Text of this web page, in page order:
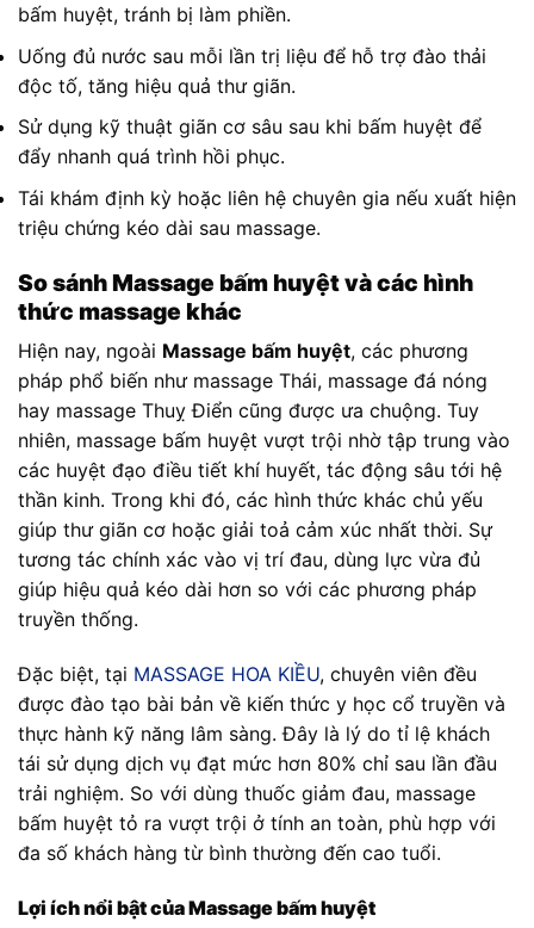
bấm huyệt, tránh bị làm phiền.
Uống đủ nước sau mỗi lần trị liệu để hỗ trợ đào thải
độc tố, tăng hiệu quả thư giãn.
Sử dụng kỹ thuật giãn cơ sâu sau khi bấm huyệt để
đẩy nhanh quá trình hồi phục.
Tái khám định kỳ hoặc liên hệ chuyên gia nếu xuất hiện
triệu chứng kéo dài sau massage.
So sánh Massage bấm huyệt và các hình
thức massage khác
Hiện nay, ngoài Massage bấm huyệt, các phương
pháp phổ biến như massage Thái, massage đá nóng
hay massage Thuỵ Điển cũng được ưa chuộng. Tuy
nhiên, massage bấm huyệt vượt trội nhờ tập trung vào
các huyệt đạo điều tiết khí huyết, tác động sâu tới hệ
thần kinh. Trong khi đó, các hình thức khác chủ yếu
giúp thư giãn cơ hoặc giải toả cảm xúc nhất thời. Sự
tương tác chính xác vào vị trí đau, dùng lực vừa đủ
giúp hiệu quả kéo dài hơn so với các phương pháp
truyền thống.
Đặc biệt, tại MASSAGE HOA KIỀU, chuyên viên đều
được đào tạo bài bản về kiến thức y học cổ truyền và
thực hành kỹ năng lâm sàng. Đây là lý do tỉ lệ khách
tái sử dụng dịch vụ đạt mức hơn 80% chỉ sau lần đầu
trải nghiệm. So với dùng thuốc giảm đau, massage
bấm huyệt tỏ ra vượt trội ở tính an toàn, phù hợp với
đa số khách hàng từ bình thường đến cao tuổi.
Lợi ích nổi bật của Massage bấm huyệt